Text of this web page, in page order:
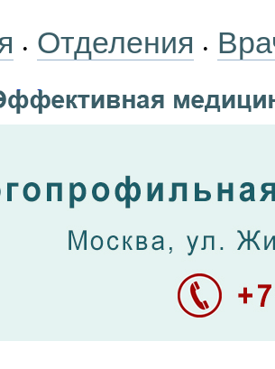
• Отделения •